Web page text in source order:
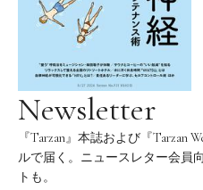
Newsletter
『Tarzan』本誌および『Tarzan
ルで届く。ニュースレター会員
トも。